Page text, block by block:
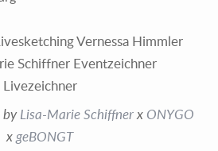
byLisa-Marie Schiffnerx ONYGO
xgeBONGT